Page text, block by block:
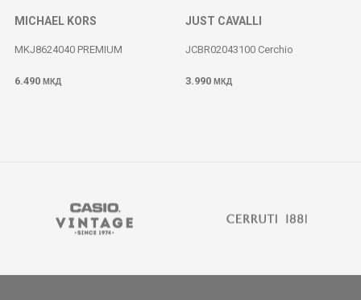
MICHAEL KORS
MKJ8624040 PREMIUM
6.490 МКД
JUST CAVALLI
JCBR02043100 Cerchio
3.990 МКД